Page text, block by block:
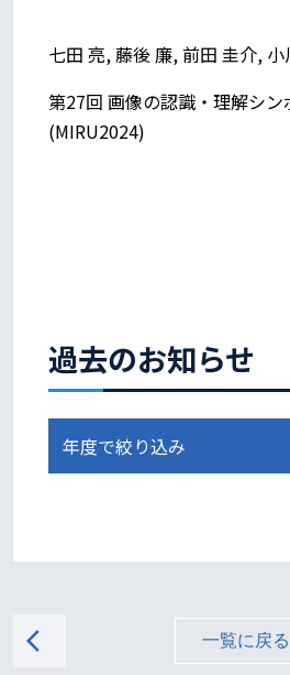
過去のお知らせ
七田 亮, 藤後 廉, 前田 圭介,
第27回 画像の認識・理解シン
(MIRU2024)
arrow_back_ios 一覧に戻る